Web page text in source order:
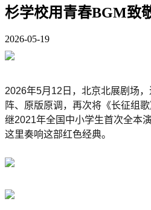
杉学校用青春BGM致
2026-05-19
2026年5月12日，北京北展剧场
阵、原版原调，再次将《长征组
继2021年全国中小学生首次全本
这里奏响这部红色经典。